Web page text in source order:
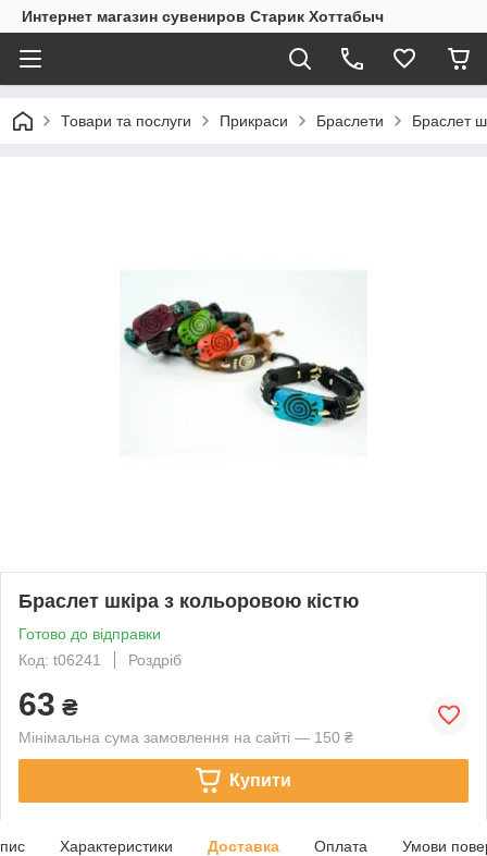
Интернет магазин сувениров Старик Хоттабыч
Товари та послуги Прикраси Браслети Браслет
Браслет шкіра з кольоровою кістю
Готово до відправки
Код: t06241
Роздріб
63 ₴
Мінімальна сума замовлення на сайті — 150 ₴
Купити
Характеристики Доставка Оплата Умови